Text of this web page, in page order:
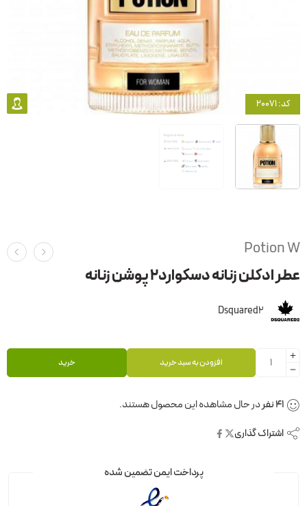
کد: 20071
Potion W
عطر ادکلن زنانه دسکوارد2 پوشن زنانه
Dsquared2
افزودن به سبد خرید خرید
41نفردر حال مشاهده این محصول هستند.
اشتراک گذاری
پرداخت ایمن تضمین شده